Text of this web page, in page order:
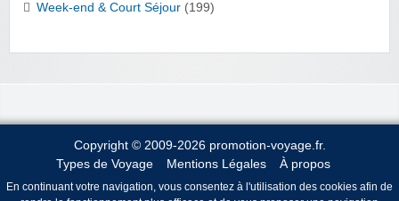
Week-end & Court Séjour (199)
Copyright © 2009-2026 promotion-voyage.fr.
Types de Voyage
Mentions Légales À propos
En continuant votre navigation, vous consentez à l'utilisation des cookies afin de